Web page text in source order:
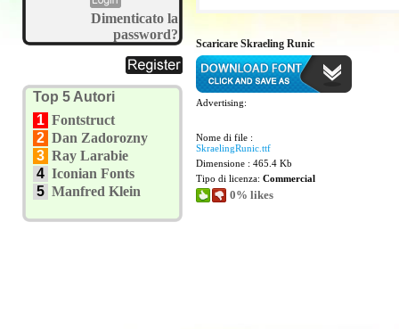
Dimenticato la
password?
Top 5 Autori
1 Fontstruct
2 Dan Zadorozny
3 Ray Larabie
4 Iconian Fonts
5 Manfred Klein
Scaricare Skraeling Runic
Advertising:
Nome di file :
SkraelingRunic.ttf
Dimensione : 465.4 Kb
Tipo di licenza: Commercial
0% likes